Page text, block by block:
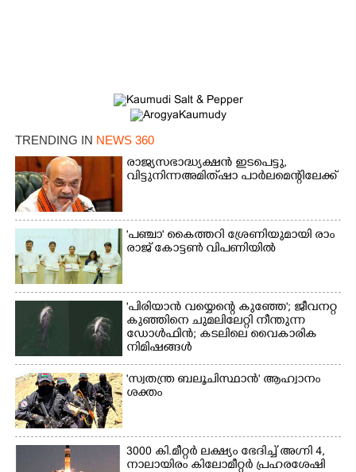
TRENDING IN NEWS 360
രാജ്യസഭാദ്ധ്യക്ഷൻ ഇടപെട്ടു,
വിട്ടുനിന്ന അമിത് ഷാ പാർലമെന്റിലേക്ക്
'​പ​ഞ്ചാ​'​ ​കൈ​ത്ത​റി​ ​ശ്രേ​ണി​യു​മാ​യി​ ​രാം​
രാ​ജ് ​കോ​ട്ടൺ വിപണിയിൽ
'പിരിയാൻ വയ്യെന്റെ കുഞ്ഞേ'; ജീവനറ്റ
കുഞ്ഞിനെ ചുമലിലേറ്റി നീന്തുന്ന
ഡോൾഫിൻ; കടലിലെ വൈകാരിക
നിമിഷങ്ങൾ
'സ്വതന്ത്ര ബലൂചിസ്ഥാൻ' ആഹ്വാനം
ശക്തം
3000 കി.മീറ്റർ ലക്ഷ്യം ഭേദിച്ച് അഗ്നി 4,
നാലായിരം കിലോമീറ്റർ പ്രഹരശേഷി
Copy Link